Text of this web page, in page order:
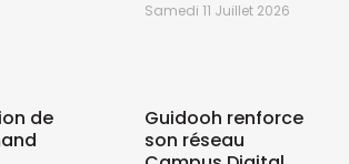
Samedi 11 Juillet 2026
de
Guidooh renforce
son réseau